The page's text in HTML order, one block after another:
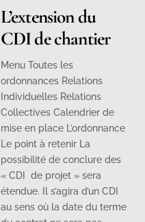
L’extension du
CDI de chantier
Menu Toutes les
ordonnances Relations
Individuelles Relations
Collectives Calendrier de
mise en place L’ordonnance
Le point à retenir La
possibilité de conclure des
« CDI de projet » sera
étendue. Il s’agira d’un CDI
au sens où la date du terme